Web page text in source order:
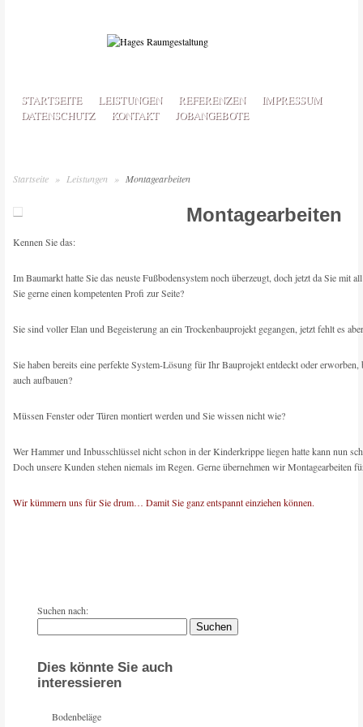
STARTSEITE LEISTUNGEN REFERENZEN
IMPRESSUM
DATENSCHUTZ
KONTAKT JOBANGEBOTE
Startseite » Leistungen » Montagearbeiten
Montagearbeiten
Kennen Sie das:
Im Baumarkt hatte Sie das neuste Fußbodensystem noch überzeugt, doch jetzt da Sie mit
Sie gerne einen kompetenten Profi zur Seite?
Sie sind voller Elan und Begeisterung an ein Trockenbauprojekt gegangen, jetzt fehlt es
Sie haben bereits eine perfekte System-Lösung für Ihr Bauprojekt entdeckt oder erworben,
auch aufbauen?
Müssen Fenster oder Türen montiert werden und Sie wissen nicht wie?
Wer Hammer und Inbusschlüssel nicht schon in der Kinderkrippe liegen hatte kann nun
Doch unsere Kunden stehen niemals im Regen. Gerne übernehmen wir Montagearbeiten
Wir kümmern uns für Sie drum… Damit Sie ganz entspannt einziehen können.
Suchen nach:
Dies könnte Sie auch
interessieren
Bodenbeläge